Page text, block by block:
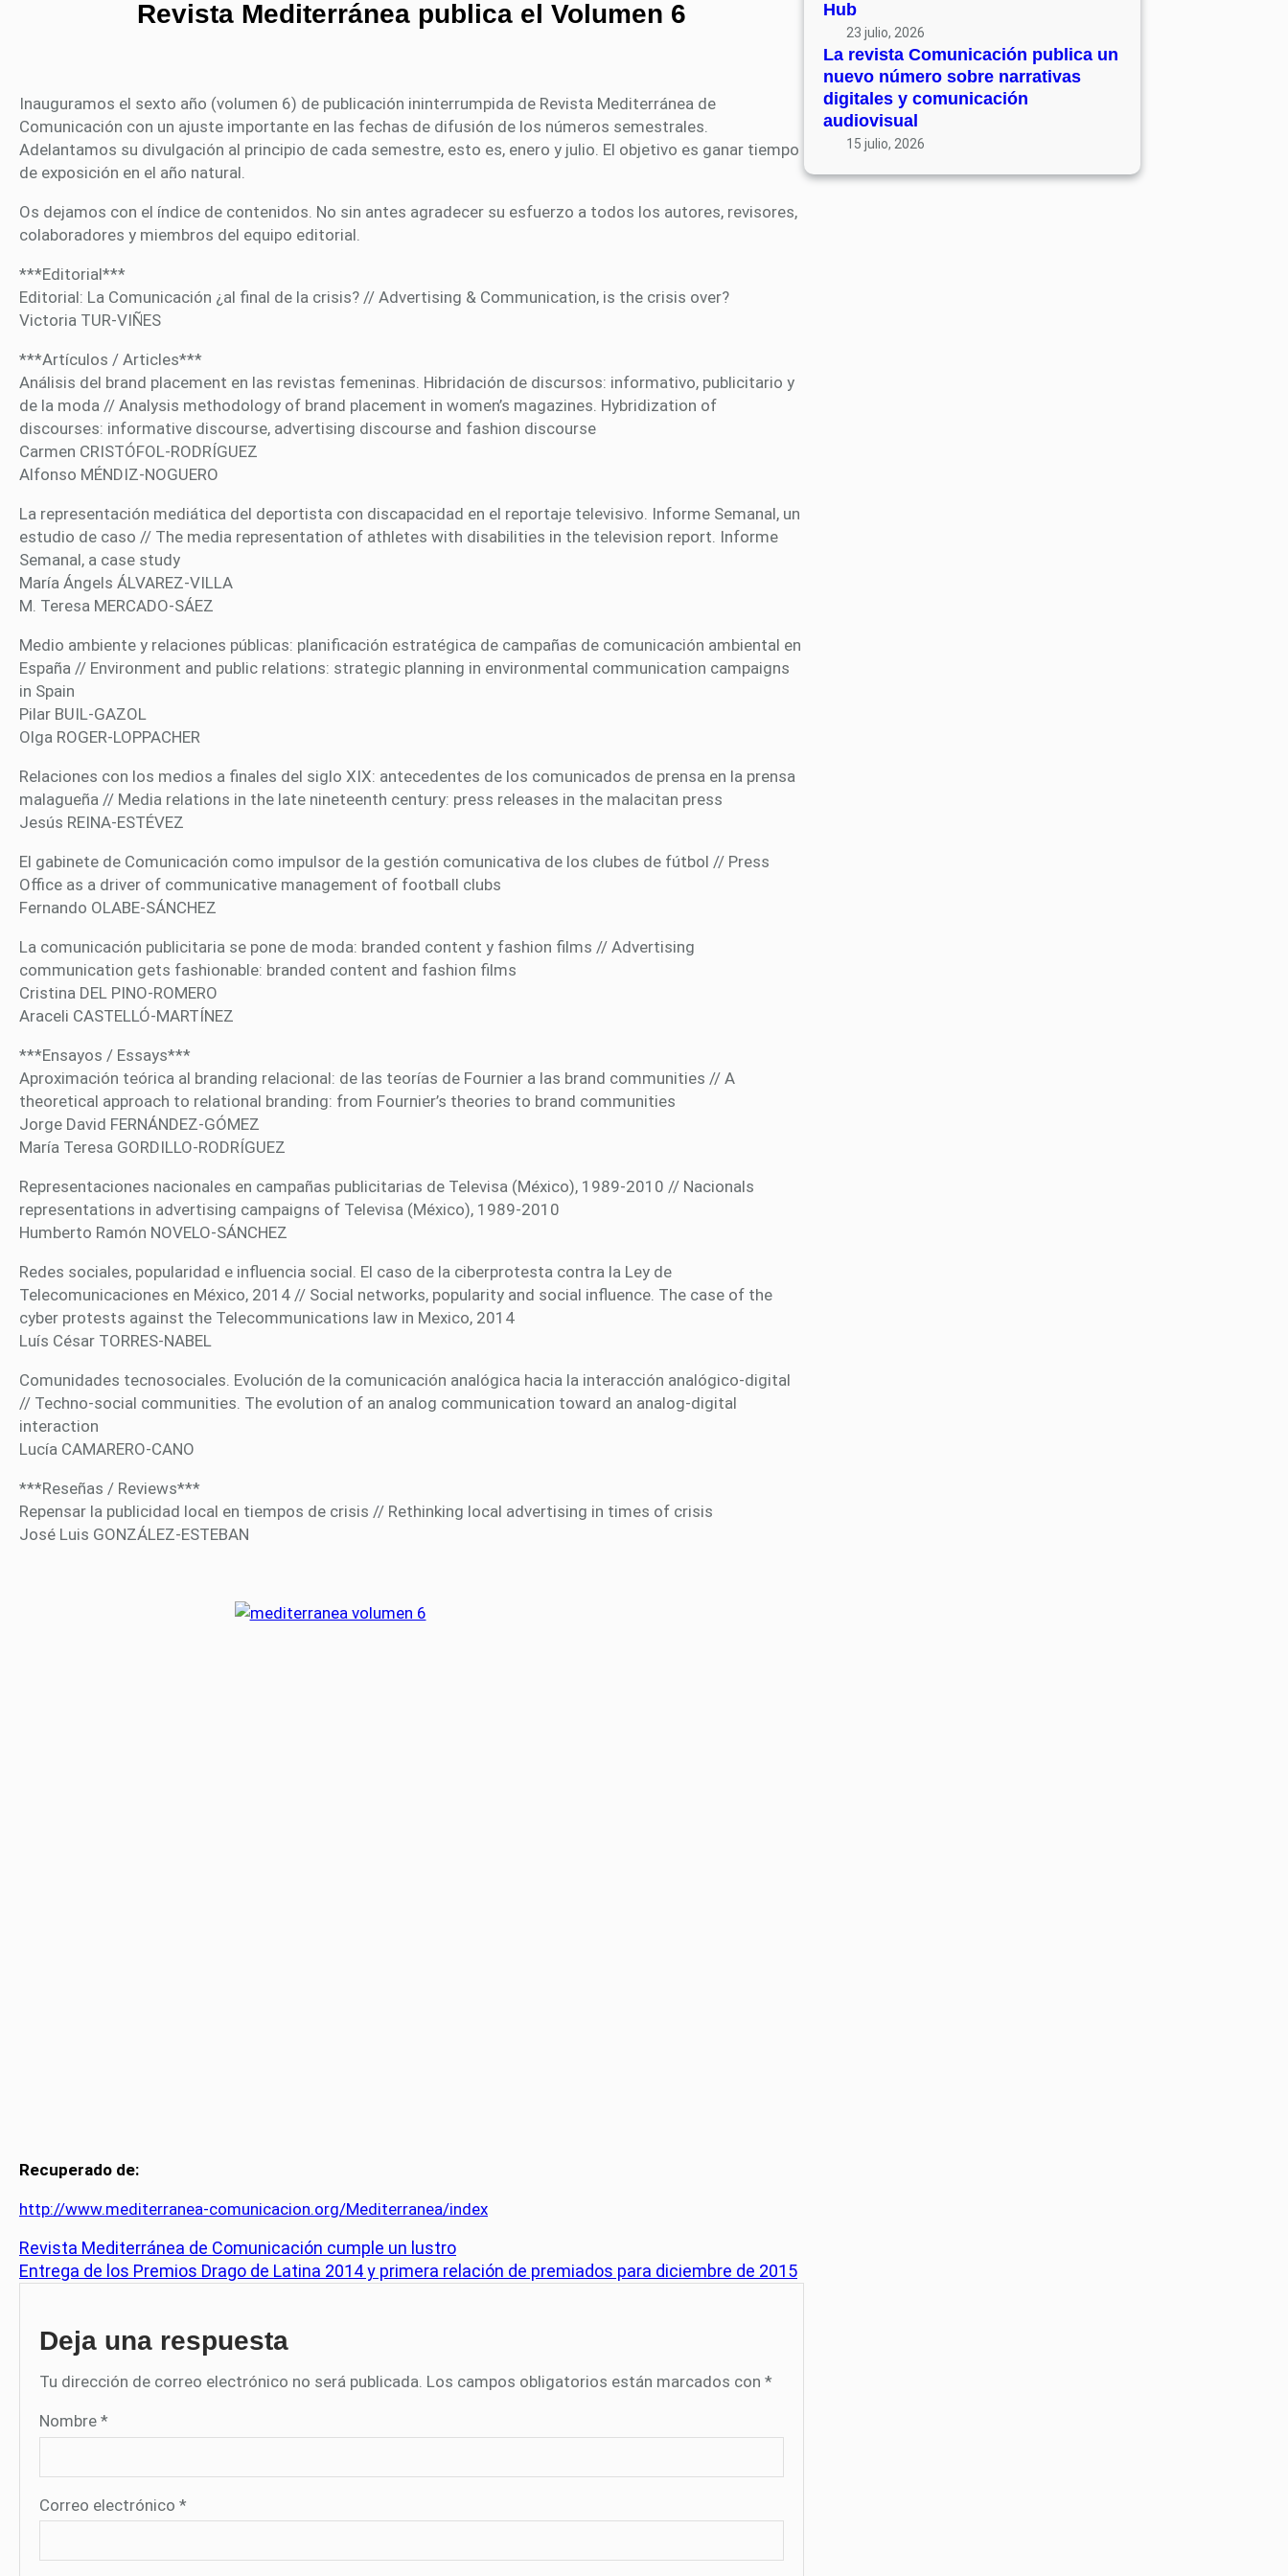
Revista Mediterránea publica el Volumen 6
Inauguramos el sexto año (volumen 6) de publicación ininterrumpida de Revista Mediterránea de
Comunicación con un ajuste importante en las fechas de difusión de los números semestrales.
Adelantamos su divulgación al principio de cada semestre, esto es, enero y julio. El objetivo es ganar tiempo
de exposición en el año natural.
Os dejamos con el índice de contenidos. No sin antes agradecer su esfuerzo a todos los autores, revisores,
colaboradores y miembros del equipo editorial.
***Editorial***
Editorial: La Comunicación ¿al final de la crisis? // Advertising & Communication, is the crisis over?
Victoria TUR-VIÑES
***Artículos / Articles***
Análisis del brand placement en las revistas femeninas. Hibridación de discursos: informativo, publicitario y
de la moda // Analysis methodology of brand placement in women’s magazines. Hybridization of
discourses: informative discourse, advertising discourse and fashion discourse
Carmen CRISTÓFOL-RODRÍGUEZ
Alfonso MÉNDIZ-NOGUERO
La representación mediática del deportista con discapacidad en el reportaje televisivo. Informe Semanal, un
estudio de caso // The media representation of athletes with disabilities in the television report. Informe
Semanal, a case study
María Ángels ÁLVAREZ-VILLA
M. Teresa MERCADO-SÁEZ
Medio ambiente y relaciones públicas: planificación estratégica de campañas de comunicación ambiental en
España // Environment and public relations: strategic planning in environmental communication campaigns
in Spain
Pilar BUIL-GAZOL
Olga ROGER-LOPPACHER
Relaciones con los medios a finales del siglo XIX: antecedentes de los comunicados de prensa en la prensa
malagueña // Media relations in the late nineteenth century: press releases in the malacitan press
Jesús REINA-ESTÉVEZ
El gabinete de Comunicación como impulsor de la gestión comunicativa de los clubes de fútbol // Press
Office as a driver of communicative management of football clubs
Fernando OLABE-SÁNCHEZ
La comunicación publicitaria se pone de moda: branded content y fashion films // Advertising
communication gets fashionable: branded content and fashion films
Cristina DEL PINO-ROMERO
Araceli CASTELLÓ-MARTÍNEZ
***Ensayos / Essays***
Aproximación teórica al branding relacional: de las teorías de Fournier a las brand communities // A
theoretical approach to relational branding: from Fournier’s theories to brand communities
Jorge David FERNÁNDEZ-GÓMEZ
María Teresa GORDILLO-RODRÍGUEZ
Representaciones nacionales en campañas publicitarias de Televisa (México), 1989-2010 // Nacionals
representations in advertising campaigns of Televisa (México), 1989-2010
Humberto Ramón NOVELO-SÁNCHEZ
Redes sociales, popularidad e influencia social. El caso de la ciberprotesta contra la Ley de
Telecomunicaciones en México, 2014 // Social networks, popularity and social influence. The case of the
cyber protests against the Telecommunications law in Mexico, 2014
Luís César TORRES-NABEL
Comunidades tecnosociales. Evolución de la comunicación analógica hacia la interacción analógico-digital
// Techno-social communities. The evolution of an analog communication toward an analog-digital
interaction
Lucía CAMARERO-CANO
***Reseñas / Reviews***
Repensar la publicidad local en tiempos de crisis // Rethinking local advertising in times of crisis
José Luis GONZÁLEZ-ESTEBAN
Recuperado de:
http://www.mediterranea-comunicacion.org/Mediterranea/index
Revista Mediterránea de Comunicación cumple un lustro
Entrega de los Premios Drago de Latina 2014 y primera relación de premiados para diciembre de 2015
Deja una respuesta
Tu dirección de correo electrónico no será publicada. Los campos obligatorios están marcados con *
Nombre *
Correo electrónico *
Hub
23 julio, 2026
La revista Comunicación publica un
nuevo número sobre narrativas
digitales y comunicación
audiovisual
15 julio, 2026